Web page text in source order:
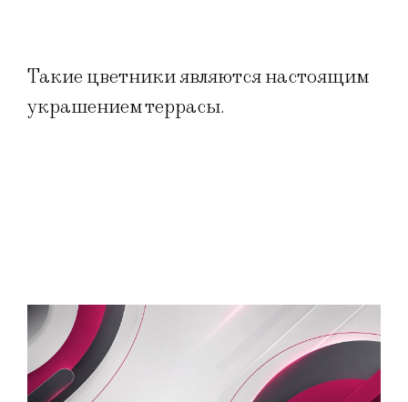
Такие цветники являются настоящим
украшением террасы.